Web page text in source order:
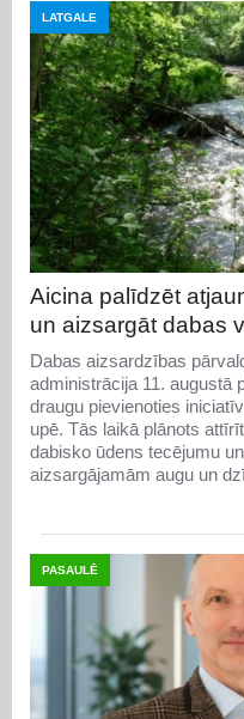
LATGALE
Aicina palīdzēt
un aizsargāt dabas
Dabas aizsardzības
administrācija 11. augustā
draugu pievienoties
upē. Tās laikā plānots
dabisko ūdens tecējumu
aizsargājamām augu un
PASAULĒ